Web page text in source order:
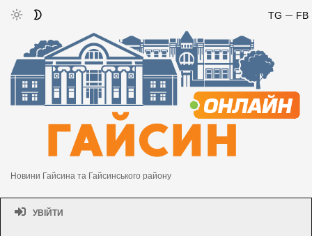
FB
TG
Новини Гайсина та Гайсинського району
УВІЙТИ